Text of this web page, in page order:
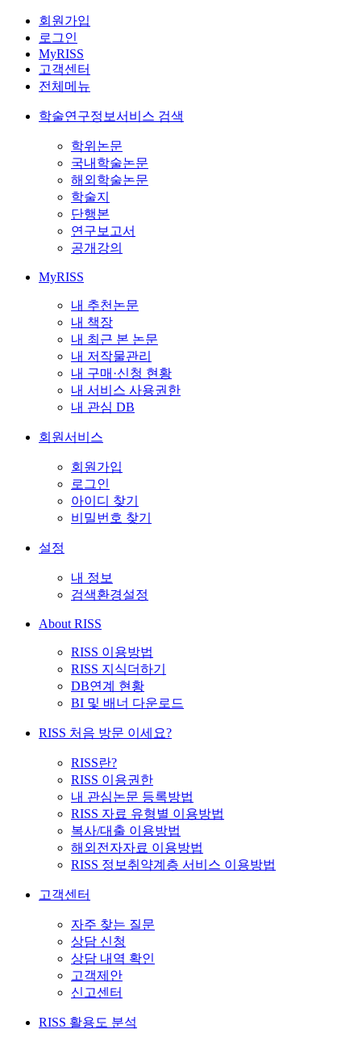
회원가입
로그인
MyRISS
고객센터
전체메뉴
학술연구정보서비스 검색
학위논문
국내학술논문
해외학술논문
학술지
단행본
연구보고서
공개강의
MyRISS
내 추천논문
내 책장
내 최근 본 논문
내 저작물관리
내 구매·신청 현황
내 서비스 사용권한
내 관심 DB
회원서비스
회원가입
로그인
아이디 찾기
비밀번호 찾기
설정
내 정보
검색환경설정
About RISS
RISS 이용방법
RISS 지식더하기
DB연계 현황
BI 및 배너 다운로드
RISS 처음 방문 이세요?
RISS란?
RISS 이용권한
내 관심논문 등록방법
RISS 자료 유형별 이용방법
복사/대출 이용방법
해외전자자료 이용방법
RISS 정보취약계층 서비스 이용방법
고객센터
자주 찾는 질문
상담 신청
상담 내역 확인
고객제안
신고센터
RISS 활용도 분석